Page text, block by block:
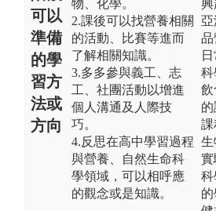
可以
準備
的學
習方
法或
方向
物、化學。
2.課後可以找營養相關
的活動、比賽等進而
了解相關知識。
3.多多參與義工、志
工、社團活動以增進
個人溝通及人際技
巧。
4.反思在高中學習過程
與營養、自然生命科
學領域，可以相呼應
的觀念或是知識。
興
亞
品
科
飲
課
生
實
科